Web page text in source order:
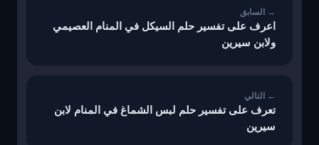
اعرف على تفسير حلم السيكل في المنام العصيمي
ولابن سيرين
تعرف على تفسير حلم لبس الشماغ في المنام لابن
سيرين